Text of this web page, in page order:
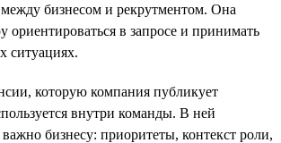
бизнесом и рекрутментом. Она
ориентироваться в запросе и принимать
ситуациях.
которую компания публикует
внутри команды. В ней
важно бизнесу: приоритеты, контекст роли,